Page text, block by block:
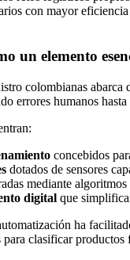
con mayor
un elemento
colombianas
errores humanos
concebidos
dotados de sensores
mediante
digital que
ha
clasificar